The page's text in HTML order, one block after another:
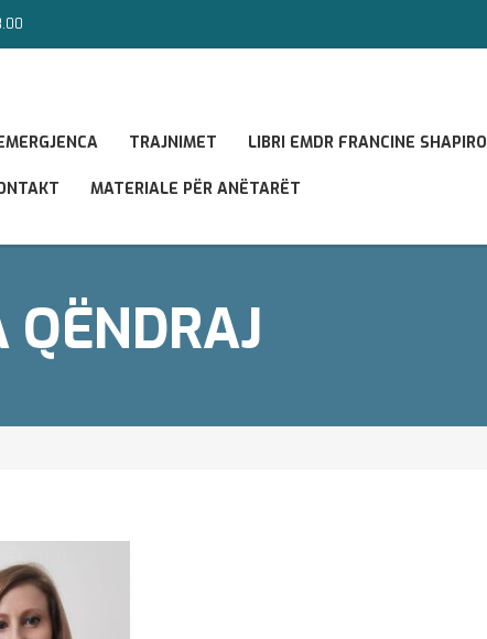
TRAJNIMET LIBRI EMDR FRANCINE SHAPIRO
MATERIALE PËR ANËTARËT
QËNDRAJ